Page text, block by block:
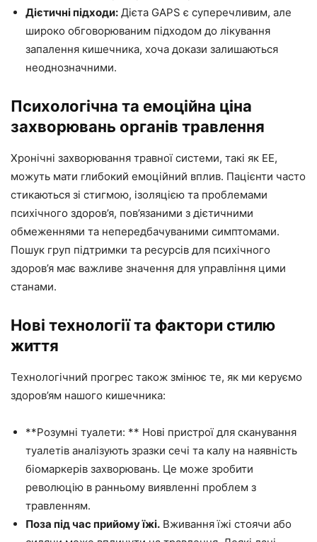
Дієтичні підходи: Дієта GAPS є суперечливим, але
широко обговорюваним підходом до лікування
запалення кишечника, хоча докази залишаються
неоднозначними.
Психологічна та емоційна ціна
захворювань органів травлення
Хронічні захворювання травної системи, такі як ЕЕ,
можуть мати глибокий емоційний вплив. Пацієнти часто
стикаються зі стигмою, ізоляцією та проблемами
психічного здоров’я, пов’язаними з дієтичними
обмеженнями та непередбачуваними симптомами.
Пошук груп підтримки та ресурсів для психічного
здоров’я має важливе значення для управління цими
станами.
Нові технології та фактори стилю
життя
Технологічний прогрес також змінює те, як ми керуємо
здоров’ям нашого кишечника:
**Розумні туалети: ** Нові пристрої для сканування
туалетів аналізують зразки сечі та калу на наявність
біомаркерів захворювань. Це може зробити
революцію в ранньому виявленні проблем з
травленням.
Поза під час прийому їжі. Вживання їжі стоячи або